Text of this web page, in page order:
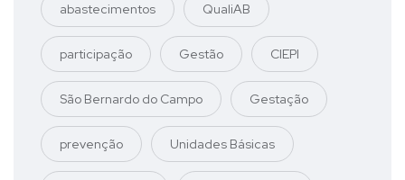
abastecimentos QualiAB
participação Gestão CIEPI
São Bernardo do Campo Gestação
prevenção Unidades Básicas